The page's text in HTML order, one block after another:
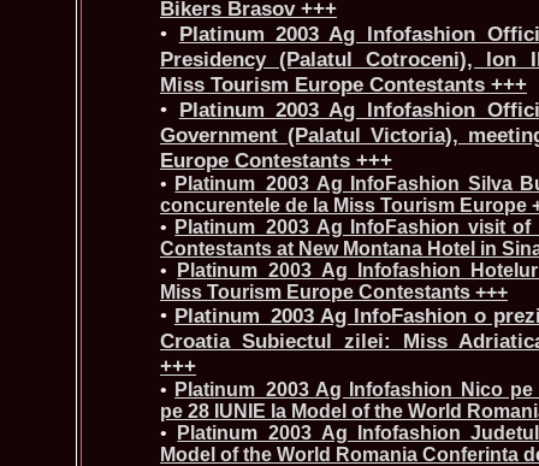
Bikers Brasov +++
• Platinum_2003 Ag Infofashion
Presidency (Palatul Cotroceni), Ion
Miss Tourism Europe Contestants +++
• Platinum_2003 Ag Infofashion
Government (Palatul Victoria),
Europe Contestants +++
• Platinum_2003 Ag InfoFashion Silva
concurentele de la Miss Tourism Europe
• Platinum_2003 Ag InfoFashion visit
Contestants at New Montana Hotel in
•
Platinum_2003 Ag Infofashion
Miss Tourism Europe Contestants +++
• Platinum_2003 Ag InfoFashion o
Croatia Subiectul zilei: Miss
+++
• Platinum_2003 Ag Infofashion Nico
pe 28 IUNIE la Model of the World
•
Platinum_2003 Ag Infofashion
Model of the World Romania Conferinta